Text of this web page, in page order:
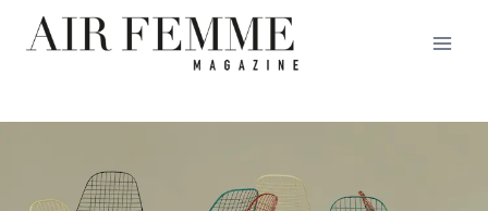
Saltar